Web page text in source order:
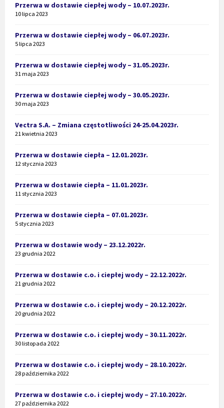
Przerwa w dostawie ciepłej wody – 10.07.2023r.
10 lipca 2023
Przerwa w dostawie ciepłej wody – 06.07.2023r.
5 lipca 2023
Przerwa w dostawie ciepłej wody – 31.05.2023r.
31 maja 2023
Przerwa w dostawie ciepłej wody – 30.05.2023r.
30 maja 2023
Vectra S.A. – Zmiana częstotliwości 24-25.04.2023r.
21 kwietnia 2023
Przerwa w dostawie ciepła – 12.01.2023r.
12 stycznia 2023
Przerwa w dostawie ciepła – 11.01.2023r.
11 stycznia 2023
Przerwa w dostawie ciepła – 07.01.2023r.
5 stycznia 2023
Przerwa w dostawie wody – 23.12.2022r.
23 grudnia 2022
Przerwa w dostawie c.o. i ciepłej wody – 22.12.2022r.
21 grudnia 2022
Przerwa w dostawie c.o. i ciepłej wody – 20.12.2022r.
20 grudnia 2022
Przerwa w dostawie c.o. i ciepłej wody – 30.11.2022r.
30 listopada 2022
Przerwa w dostawie c.o. i ciepłej wody – 28.10.2022r.
28 października 2022
Przerwa w dostawie c.o. i ciepłej wody – 27.10.2022r.
27 października 2022